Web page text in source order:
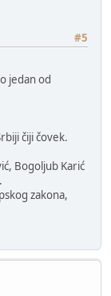
#5
jedan od
čiji čovek.
Bogoljub Karić
zakona,